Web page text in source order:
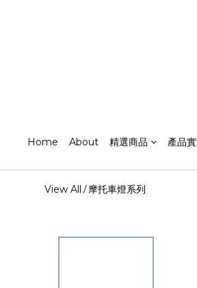
Home About 精選商品 產品
View All /摩托車燈系列